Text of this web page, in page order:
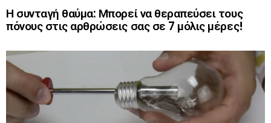
Η συνταγή θαύμα: Μπορεί να θεραπεύσει τους
πόνους στις αρθρώσεις σας σε 7 μόλις μέρες!